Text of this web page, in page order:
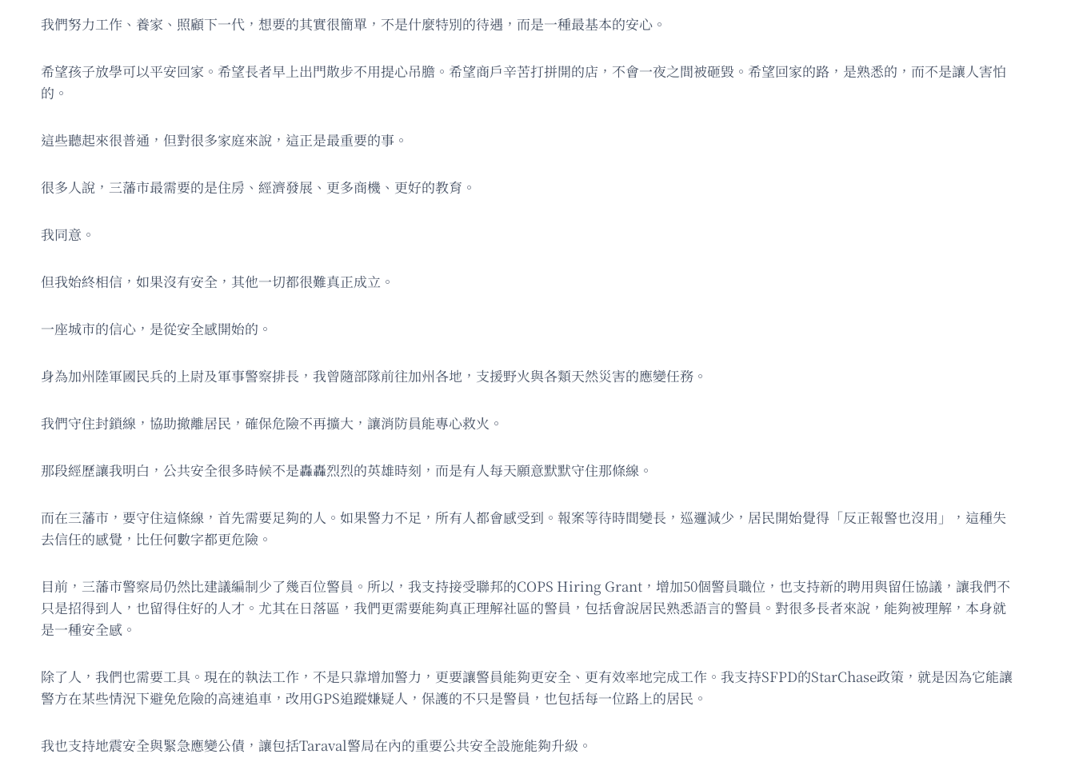
我們努力工作、養家、照顧下一代，想要的其實很簡單，不是什麼特別的待遇，而是一種最基本的安心。
希望孩子放學可以平安回家。希望長者早上出門散步不用提心吊膽。希望商戶辛苦打拼開的店，不會一夜之間被砸毀。希望回家的路，是熟悉的，而不是讓人害怕
的。
這些聽起來很普通，但對很多家庭來說，這正是最重要的事。
很多人說，三藩市最需要的是住房、經濟發展、更多商機、更好的教育。
我同意。
但我始終相信，如果沒有安全，其他一切都很難真正成立。
一座城市的信心，是從安全感開始的。
身為加州陸軍國民兵的上尉及軍事警察排長，我曾隨部隊前往加州各地，支援野火與各類天然災害的應變任務。
我們守住封鎖線，協助撤離居民，確保危險不再擴大，讓消防員能專心救火。
那段經歷讓我明白，公共安全很多時候不是轟轟烈烈的英雄時刻，而是有人每天願意默默守住那條線。
而在三藩市，要守住這條線，首先需要足夠的人。如果警力不足，所有人都會感受到。報案等待時間變長，巡邏減少，居民開始覺得「反正報警也沒用」，這種失
去信任的感覺，比任何數字都更危險。
目前，三藩市警察局仍然比建議編制少了幾百位警員。所以，我支持接受聯邦的COPS Hiring Grant，增加50個警員職位，也支持新的聘用與留任協議，讓我們不
只是招得到人，也留得住好的人才。尤其在日落區，我們更需要能夠真正理解社區的警員，包括會說居民熟悉語言的警員。對很多長者來說，能夠被理解，本身就
是一種安全感。
除了人，我們也需要工具。現在的執法工作，不是只靠增加警力，更要讓警員能夠更安全、更有效率地完成工作。我支持SFPD的StarChase政策，就是因為它能讓
警方在某些情況下避免危險的高速追車，改用GPS追蹤嫌疑人，保護的不只是警員，也包括每一位路上的居民。
我也支持地震安全與緊急應變公債，讓包括Taraval警局在內的重要公共安全設施能夠升級。